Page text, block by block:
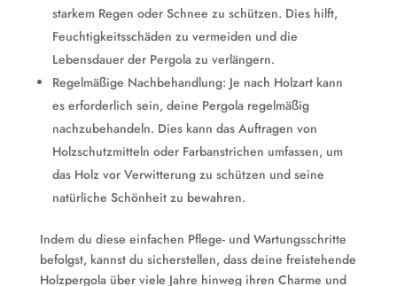
starkem Regen oder Schnee zu schützen. Dies hilft,
Feuchtigkeitsschäden zu vermeiden und die
Lebensdauer der Pergola zu verlängern.
Regelmäßige Nachbehandlung: Je nach Holzart kann
es erforderlich sein, deine Pergola regelmäßig
nachzubehandeln. Dies kann das Auftragen von
Holzschutzmitteln oder Farbanstrichen umfassen, um
das Holz vor Verwitterung zu schützen und seine
natürliche Schönheit zu bewahren.
Indem du diese einfachen Pflege- und Wartungsschritte
befolgst, kannst du sicherstellen, dass deine freistehende
Holzpergola über viele Jahre hinweg ihren Charme und